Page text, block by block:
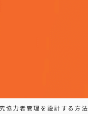
協力者管理を設計する方法